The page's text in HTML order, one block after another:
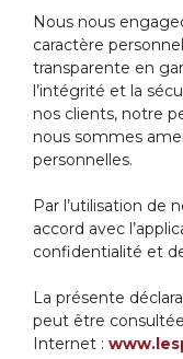
Nous nous
caractère
transparente en
l’intégrité et la
nos clients, notre
nous sommes
personnelles.
Par l’utilisation de
accord avec
confidentialité et
La présente
peut être
Internet :